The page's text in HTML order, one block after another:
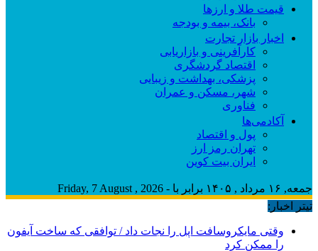
قیمت طلا و ارزها
بانک، بیمه و بودجه
اخبار بازار تجارت
کارآفرینی و بازاریابی
اقتصاد گردشگری
پزشکی، بهداشت و زیبایی
شهر، مسکن و عمران
فناوری
آکادمی‌ها
پول و اقتصاد
تهران رمز ارز
ایران بیت کوین
جمعه, ۱۶ مرداد , ۱۴۰۵ برابر با - Friday, 7 August , 2026
تیتر اخبار:
وقتی مایکروسافت اپل را نجات داد / توافقی که ساخت آیفون
را ممکن کرد